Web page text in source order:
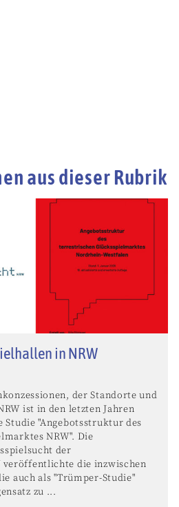
aus dieser Rubrik
in NRW
der Standorte und
ist in den letzten Jahren
Studie "Angebotsstruktur des
NRW". Die
der
veröffentlichte die inzwischen
auch als "Trümper-Studie"
zu ...